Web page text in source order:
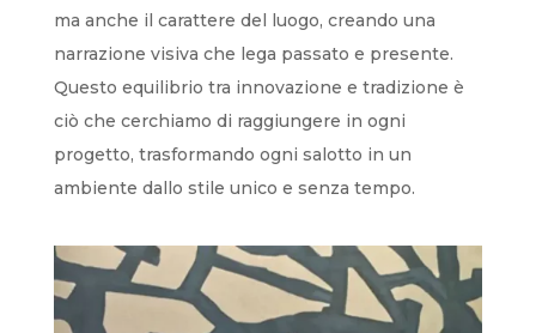
ma anche il carattere del luogo, creando una
narrazione visiva che lega passato e presente.
Questo equilibrio tra innovazione e tradizione è
ciò che cerchiamo di raggiungere in ogni
progetto, trasformando ogni salotto in un
ambiente dallo stile unico e senza tempo.